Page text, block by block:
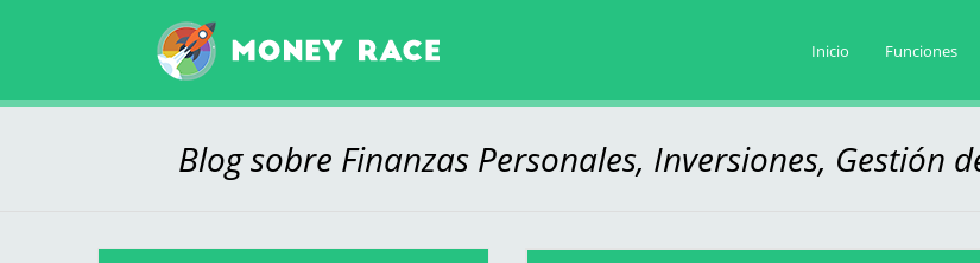
Inicio Funciones
Blog sobre Finanzas Personales, Inversiones, Gestión